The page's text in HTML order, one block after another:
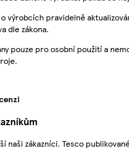
výrobcích pravidelně
dle zákona.
pouze pro osobní použití a
naši zákazníci. Tesco